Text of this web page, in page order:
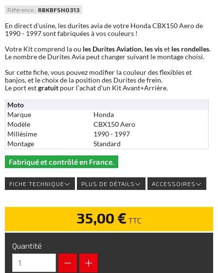
Référence : RBKBFSHO313
En direct d'usine, les durites avia de votre Honda CBX150 Aero de
1990 - 1997 sont fabriquées à vos couleurs !
Votre Kit comprend la ou les Durites Aviation, les viset les rondelles.
Le nombre de Durites Avia peut changer suivant le montage choisi.
Sur cette fiche, vous pouvez modifier la couleur des flexibles et
banjos, et le choix de la position des Durites de frein.
Le port estgratuit pour l'achat d'un Kit Avant+Arrière.
Moto
Marque
Honda
Modèle
CBX150 Aero
Millésime
1990 - 1997
Montage
Standard
Fabriqué et contrôlé en France.
FICHE TECHNIQUE PLUS DE DÉTAILS ACCESSOIRES
35,00 € TTC
Quantité